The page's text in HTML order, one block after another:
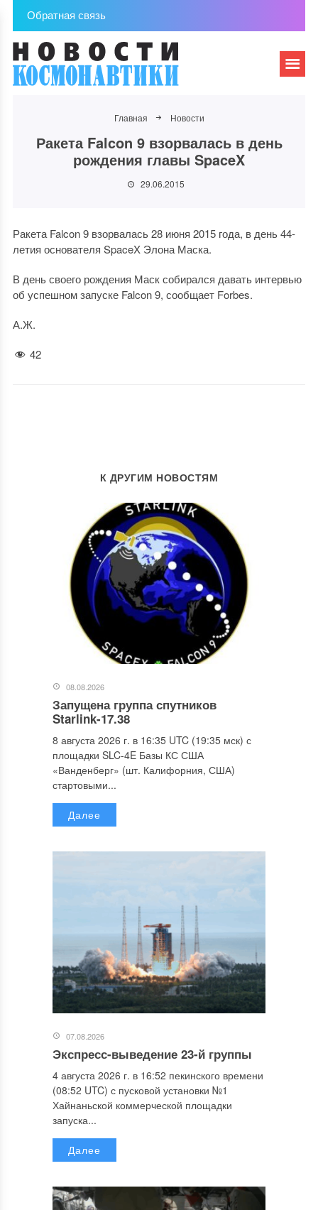
Обратная связь
Главная Новости
Ракета Falcon 9 взорвалась в день
рождения главы SpaceX
29.06.2015
Ракета Falcon 9 взорвалась 28 июня 2015 года, в день 44-
летия основателя SpaceX Элона Маска.
В день своего рождения Маск собирался давать интервью
об успешном запуске Falcon 9, сообщает Forbes.
А.Ж.
42
К ДРУГИМ НОВОСТЯМ
08.08.2026
Запущена группа спутников
Starlink-17.38
8 августа 2026 г. в 16:35 UTC (19:35 мск) с
площадки SLC-4E Базы КС США
«Ванденберг» (шт. Калифорния, США)
стартовыми...
Далее
07.08.2026
Экспресс-выведение 23-й группы
4 августа 2026 г. в 16:52 пекинского времени
(08:52 UTC) с пусковой установки №1
Хайнаньской коммерческой площадки
запуска...
Далее